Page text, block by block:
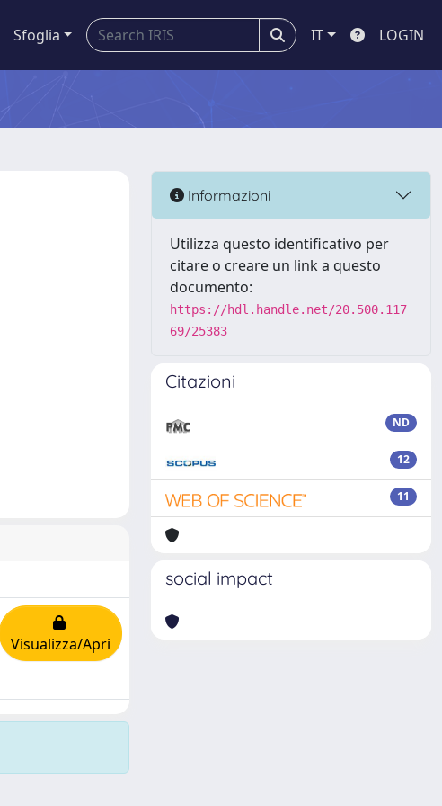
Sfoglia IT LOGIN
Visualizza/Apri
Informazioni
Utilizza questo identificativo per
citare o creare un link a questo
documento:
https://hdl.handle.net/20.500.117
69/25383
Citazioni
ND
12
11
social impact